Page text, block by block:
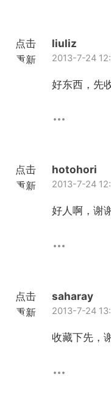
点击
重新
liuliz
2013-7-24
好东西，先
点击
重新
hotohori
2013-7-24
好人啊，谢
点击
重新
saharay
2013-7-24
收藏下先，